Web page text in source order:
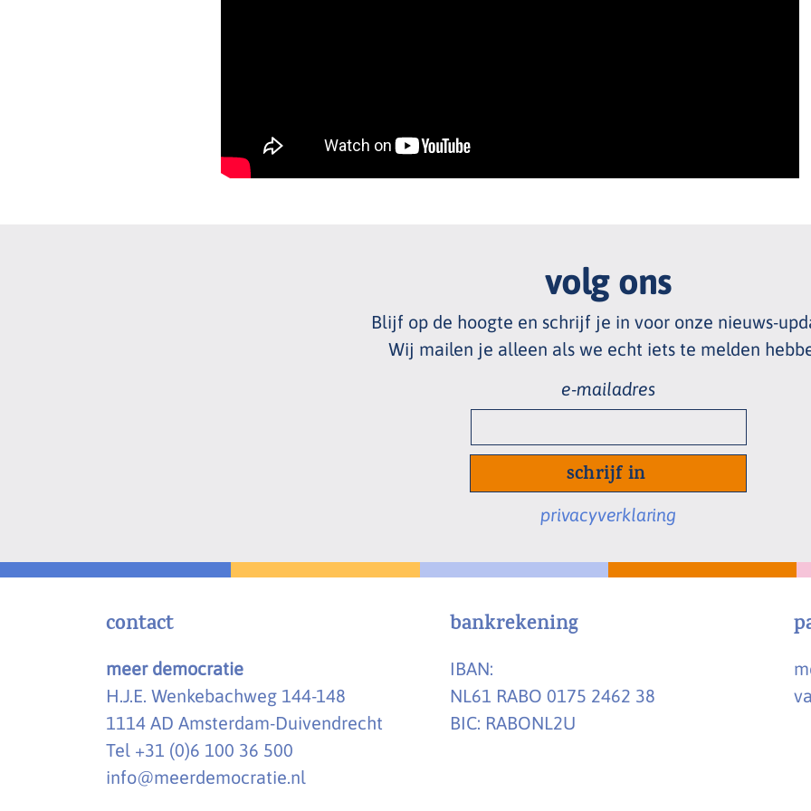
volg ons
Blijf op de hoogte en schrijf je in voor onze nieuws-
Wij mailen je alleen als we echt iets te melden
privacyverklaring
contact
meer democratie
H.J.E. Wenkebachweg 144-148
1114 AD Amsterdam-Duivendrecht
Tel +31 (0)6 100 36 500
info@meerdemocratie.nl
bankrekening
IBAN:
NL61 RABO 0175 2462 38
BIC: RABONL2U